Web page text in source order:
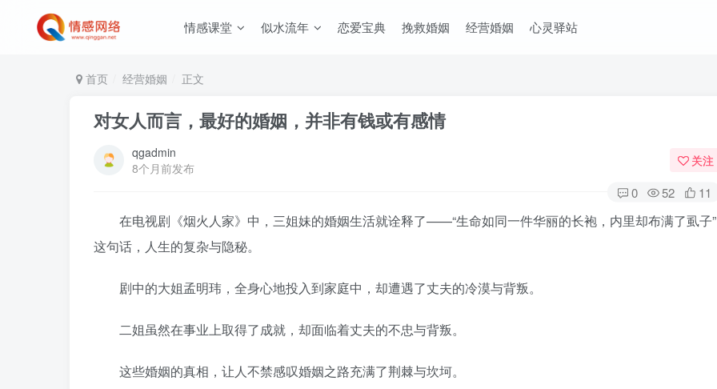
情感课堂 似水流年 恋爱宝典 挽救婚姻 经营婚姻 心灵驿站
首页 经营婚姻 正文
对女人而言，最好的婚姻，并非有钱或有感情
qgadmin
8个月前发布
关注
0 52 11
在电视剧《烟火人家》中，三姐妹的婚姻生活就诠释了——“生命如同一件华丽的长袍，内里却布满了虱子”
这句话，人生的复杂与隐秘。
剧中的大姐孟明玮，全身心地投入到家庭中，却遭遇了丈夫的冷漠与背叛。
二姐虽然在事业上取得了成就，却面临着丈夫的不忠与背叛。
这些婚姻的真相，让人不禁感叹婚姻之路充满了荆棘与坎坷。